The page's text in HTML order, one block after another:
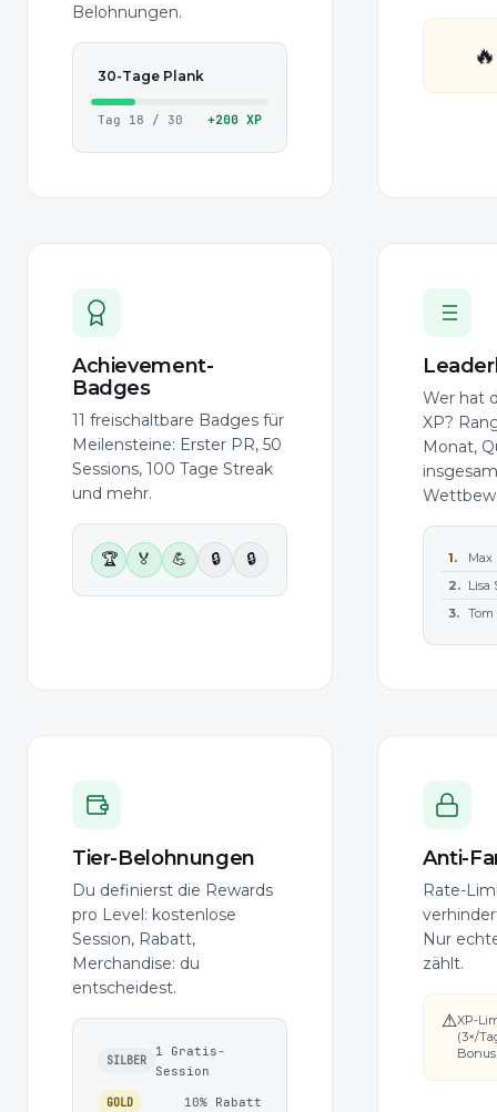
Belohnungen.
30-Tage Plank
Tag 18 / 30 +200 XP
🔥
Achievement-
Badges
11 freischaltbare Badges für
Meilensteine: Erster PR, 50
Sessions, 100 Tage Streak
und mehr.
🏆 🏅 💪 🔒 🔒
Wer hat
XP?
Monat,
1.
Max
2. Lisa
3. Tom
Tier-Belohnungen
Du definierst die Rewards
pro Level: kostenlose
Session, Rabatt,
Merchandise: du
entscheidest.
SILBER
1 Gratis-
Session
GOLD 10% Rabatt
Anti-
Rate-
Nur
zählt.
⚠XP-
(3×/